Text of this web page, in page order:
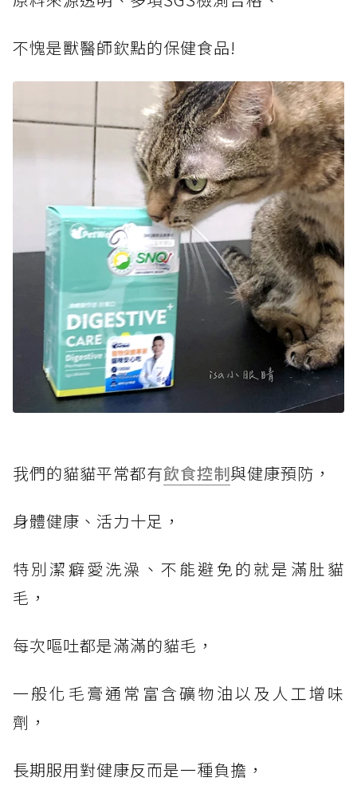
不愧是獸醫師欽點的保健食品!
我們的貓貓平常都有飲食控制與健康預防，
身體健康、活力十足，
特別潔癖愛洗澡、不能避免的就是滿肚貓
毛，
每次嘔吐都是滿滿的貓毛，
一般化毛膏通常富含礦物油以及人工增味
劑，
長期服用對健康反而是一種負擔，